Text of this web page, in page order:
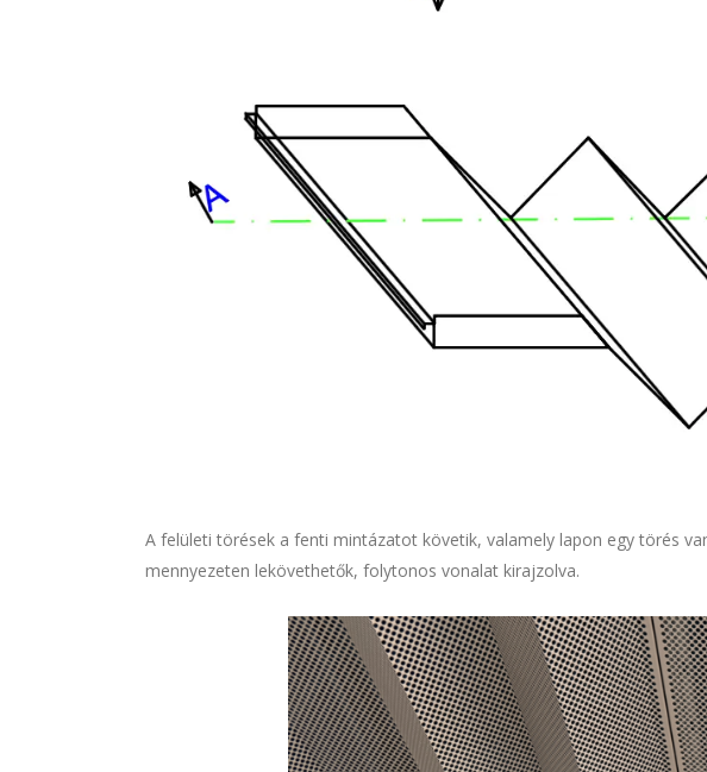
A felületi törések a fenti mintázatot követik, valamely lapon egy törés
mennyezeten lekövethetők, folytonos vonalat kirajzolva.